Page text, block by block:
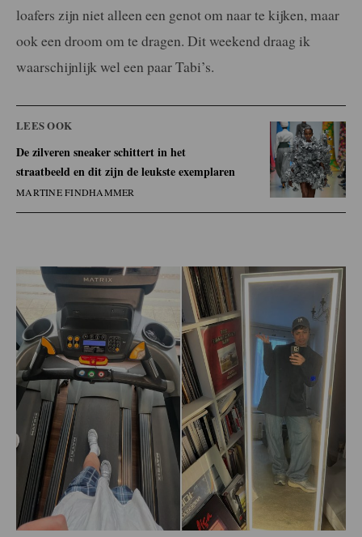
loafers zijn niet alleen een genot om naar te kijken, maar
ook een droom om te dragen. Dit weekend draag ik
waarschijnlijk wel een paar Tabi’s.
LEES OOK
De zilveren sneaker schittert in het
straatbeeld en dit zijn de leukste exemplaren
MARTINE FINDHAMMER